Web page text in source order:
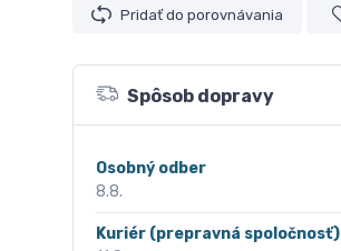
Pridať do porovnávania
Spôsob dopravy
Osobný odber
8.8.
Kuriér (prepravná spoločnosť)